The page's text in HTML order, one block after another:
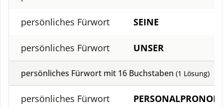
persönliches Fürwort SEINE
persönliches Fürwort UNSER
persönliches Fürwort mit 16 Buchstaben (1 Lösung)
persönliches Fürwort